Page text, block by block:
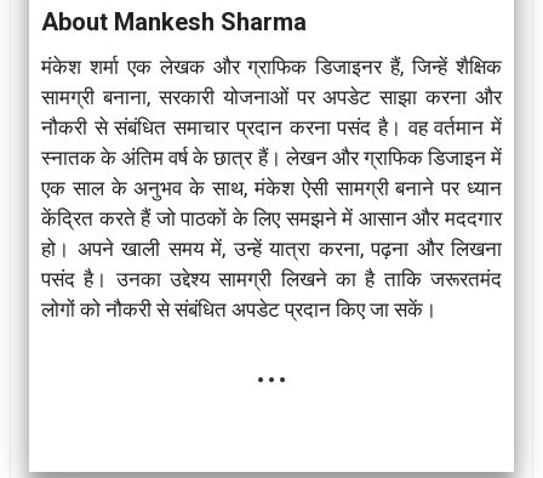
About Mankesh Sharma
मंकेश शर्मा एक लेखक और ग्राफिक डिजाइनर हैं, जिन्हें शैक्षिक
सामग्री बनाना, सरकारी योजनाओं पर अपडेट साझा करना और
नौकरी से संबंधित समाचार प्रदान करना पसंद है। वह वर्तमान में
स्नातक के अंतिम वर्ष के छात्र हैं। लेखन और ग्राफिक डिजाइन में
एक साल के अनुभव के साथ, मंकेश ऐसी सामग्री बनाने पर ध्यान
केंद्रित करते हैं जो पाठकों के लिए समझने में आसान और मददगार
हो। अपने खाली समय में, उन्हें यात्रा करना, पढ़ना और लिखना
पसंद है। उनका उद्देश्य सामग्री लिखने का है ताकि जरूरतमंद
लोगों को नौकरी से संबंधित अपडेट प्रदान किए जा सकें।
...